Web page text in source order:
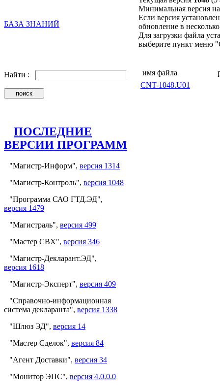
БАЗА ЗНАНИЙ
Найти :
ПОСЛЕДНИЕ
ВЕРСИИ ПРОГРАММ
"Магистр-Информ", версия 1314
"Магистр-Контроль", версия 1048
"Программа САО ГТД.ЭД",
версия 1479
"Магистраль", версия 499
"Мастер СВХ", версия 346
"Магистр-Декларант.ЭД",
версия 1618
"Магистр-Эксперт", версия 409
"Справочно-информационная
система декларанта", версия 1338
"Шлюз ЭД", версия 14
"Мастер Сделок", версия 84
"Агент Доставки", версия 34
"Монитор ЭПС", версия 4.0.0.0
Минимальная версия
Если версия
обновление в
Для загрузки файла
выберите пункт меню
имя файла
CNT-1048.U01